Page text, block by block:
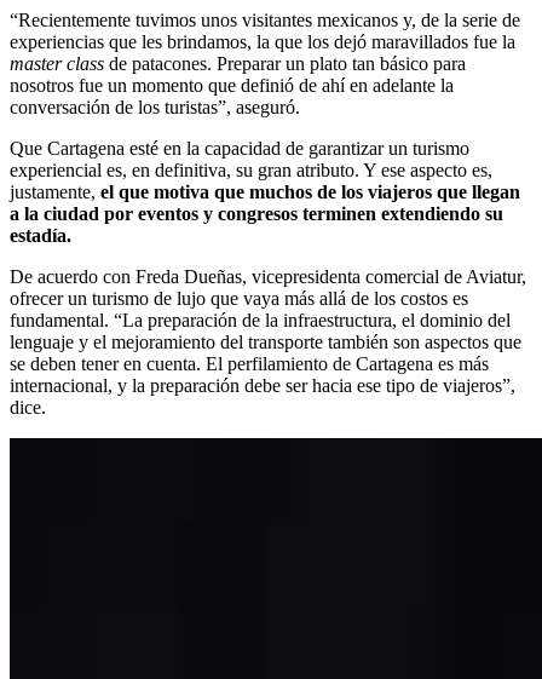
“Recientemente tuvimos unos visitantes mexicanos y, de la serie de
experiencias que les brindamos, la que los dejó maravillados fue la
master class de patacones. Preparar un plato tan básico para
nosotros fue un momento que definió de ahí en adelante la
conversación de los turistas”, aseguró.
Que Cartagena esté en la capacidad de garantizar un turismo
experiencial es, en definitiva, su gran atributo. Y ese aspecto es,
justamente, el que motiva que muchos de los viajeros que llegan
a la ciudad por eventos y congresos terminen extendiendo su
estadía.
De acuerdo con Freda Dueñas, vicepresidenta comercial de Aviatur,
ofrecer un turismo de lujo que vaya más allá de los costos es
fundamental. “La preparación de la infraestructura, el dominio del
lenguaje y el mejoramiento del transporte también son aspectos que
se deben tener en cuenta. El perfilamiento de Cartagena es más
internacional, y la preparación debe ser hacia ese tipo de viajeros”,
dice.